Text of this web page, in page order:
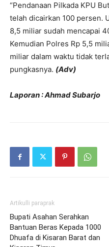
“Pendanaan Pilkada KPU
telah dicairkan 100 persen.
8,5 miliar sudah mencapai
Kemudian Polres Rp 5,5
miliar dalam waktu tidak
pungkasnya. (Adv)
Laporan : Ahmad Subarjo
Artikulli paraprak
Bupati Asahan Serahkan
Bantuan Beras Kepada 1000
Dhuafa di Kisaran Barat dan